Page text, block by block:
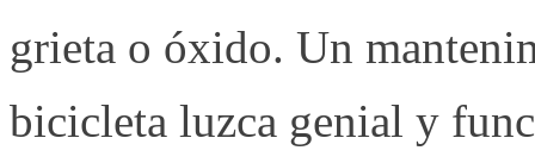
grieta o óxido. Un
bicicleta luzca genial y